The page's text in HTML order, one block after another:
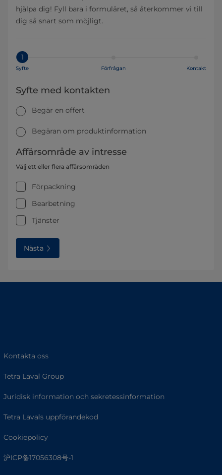
hjälpa dig! Fyll bara i formuläret, så återkommer vi till
dig så snart som möjligt.
1
Syfte Förfrågan Kontakt
Syfte med kontakten
Begär en offert
Begäran om produktinformation
Affärsområde av intresse
Välj ett eller flera affärsområden
Förpackning
Bearbetning
Tjänster
Nästa
Kontakta oss
Tetra Laval Group
Juridisk information och sekretessinformation
Tetra Lavals uppförandekod
Cookiepolicy
沪ICP备17056308号-1